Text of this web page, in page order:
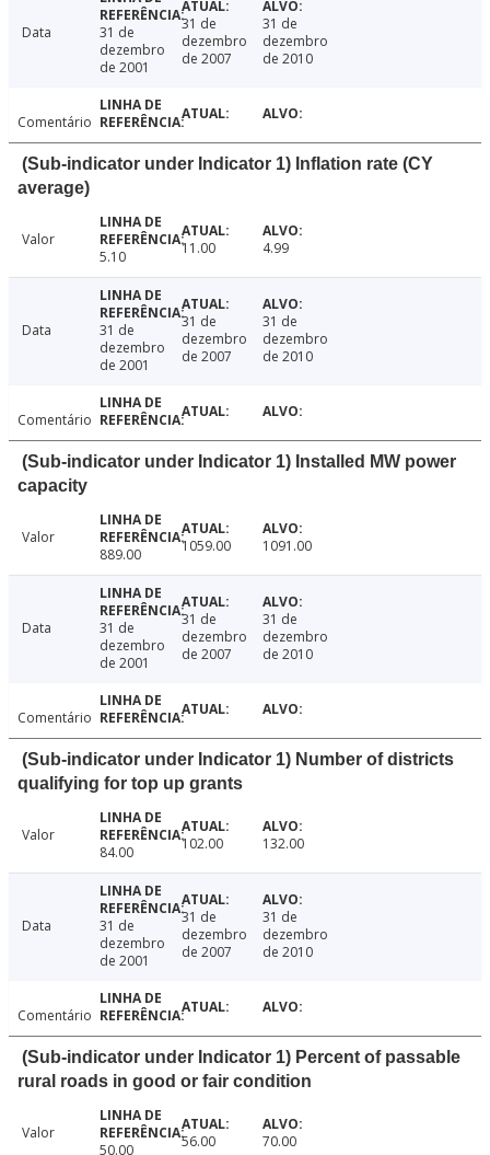
Data
31 de
dezembro
de 2001
31 de
dezembro
de 2007
31 de
dezembro
de 2010
Comentário
(Sub-indicator under Indicator 1) Inflation rate (CY
average)
Valor
5.10
11.00 4.99
Data
31 de
dezembro
de 2001
31 de
dezembro
de 2007
31 de
dezembro
de 2010
Comentário
(Sub-indicator under Indicator 1) Installed MW power
capacity
Valor
889.00
1059.00 1091.00
Data
31 de
dezembro
de 2001
31 de
dezembro
de 2007
31 de
dezembro
de 2010
Comentário
(Sub-indicator under Indicator 1) Number of districts
qualifying for top up grants
Valor
84.00
102.00 132.00
Data
31 de
dezembro
de 2001
31 de
dezembro
de 2007
31 de
dezembro
de 2010
Comentário
(Sub-indicator under Indicator 1) Percent of passable
rural roads in good or fair condition
Valor
50.00
56.00 70.00